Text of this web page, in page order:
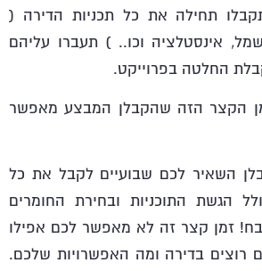
תחילה את כל תכניות הדירה (
אינסטלציה וכו.. ) תעברו עליהם
החלטה בפרוייקט.
הקצר הזה שהקבלן המבצע מאפשר
השאיר לכם שבועיים לקבל את כל
הגשת התוכניות ובחירת החומרים
זמן קצר זה לא מאפשר לכם אפילו
רוצים בדירה ומה האפשרויות שלכם.